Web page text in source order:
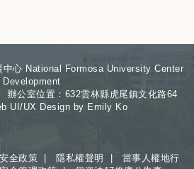
中心 National Formosa University Center
公室位置：632雲林縣虎尾鎮文化路64
UX Design by Emily Ko
全政策 |隱私權聲明 | 當事人權地行